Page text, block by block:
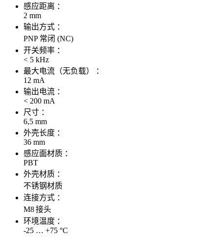
感应距离 ：
2 mm
输出方式 ：
PNP 常闭 (NC)
开关频率 ：
< 5 kHz
最大电流（无负载） ：
12 mA
输出电流 ：
< 200 mA
尺寸 ：
6,5 mm
外壳长度 ：
36 mm
感应面材质 ：
PBT
外壳材质 ：
不锈钢材质
连接方式 ：
M8 接头
环境温度 ：
-25 … +75 °C